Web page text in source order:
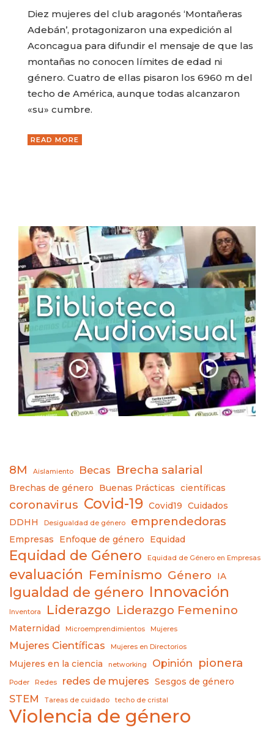
Diez mujeres del club aragonés ‘Montañeras
Adebán’, protagonizaron una expedición al
Aconcagua para difundir el mensaje de que las
montañas no conocen límites de edad ni
género. Cuatro de ellas pisaron los 6960 m del
techo de América, aunque todas alcanzaron
«su» cumbre.
READ MORE
8M Aislamiento Becas Brecha salarial
Brechas de género Buenas Prácticas científicas
coronavirus Covid-19 Covid19
Cuidados
DDHH
Desigualdad de género emprendedoras
Empresas Enfoque de género Equidad
Equidad de Género Equidad de Género en Empresas
evaluación Feminismo Género IA
Igualdad de género Innovación
Inventora Liderazgo Liderazgo Femenino
Maternidad Microemprendimientos Mujeres
Mujeres Científicas Mujeres en Directorios
Mujeres en la ciencia networking Opinión pionera
Poder Redes redes de mujeres Sesgos de género
STEM Tareas de cuidado techo de cristal
Violencia de género